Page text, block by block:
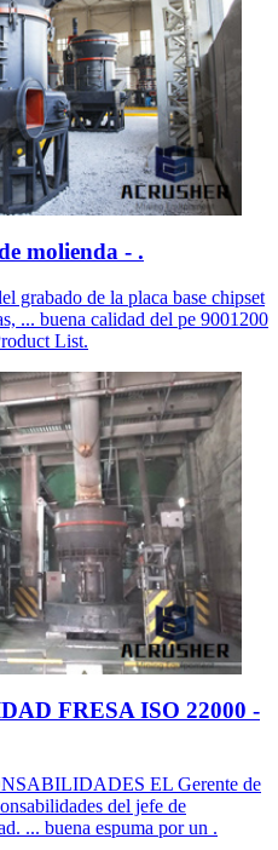
molienda - .
grabado de la placa base chipset
... buena calidad del pe 9001200
List.
FRESA ISO 22000 -
EL Gerente de
del jefe de
... buena espuma por un .